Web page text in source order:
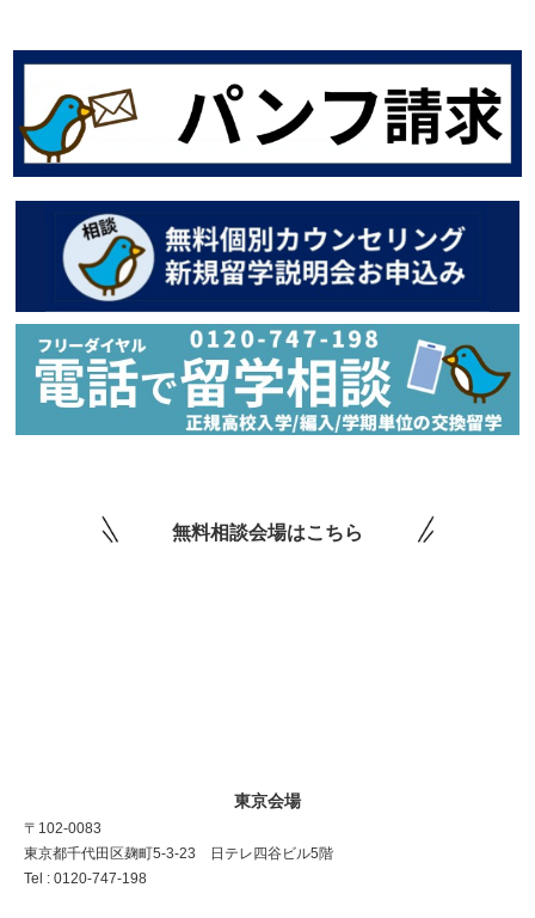
無料相談会場はこちら
東京会場
〒102-0083
東京都千代田区麹町5-3-23 日テレ四谷ビル5階
Tel : 0120-747-198